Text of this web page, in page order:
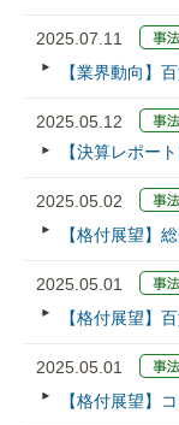
2025.07.11
【業界動向】
2025.05.12
【決算レポー
2025.05.02
【格付展望】
2025.05.01
【格付展望】
2025.05.01
【格付展望】